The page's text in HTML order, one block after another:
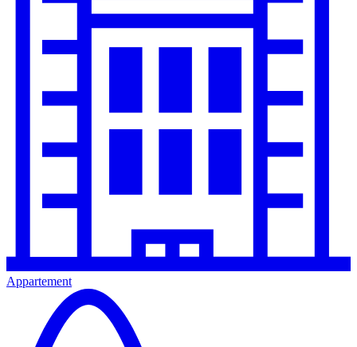
Appartement